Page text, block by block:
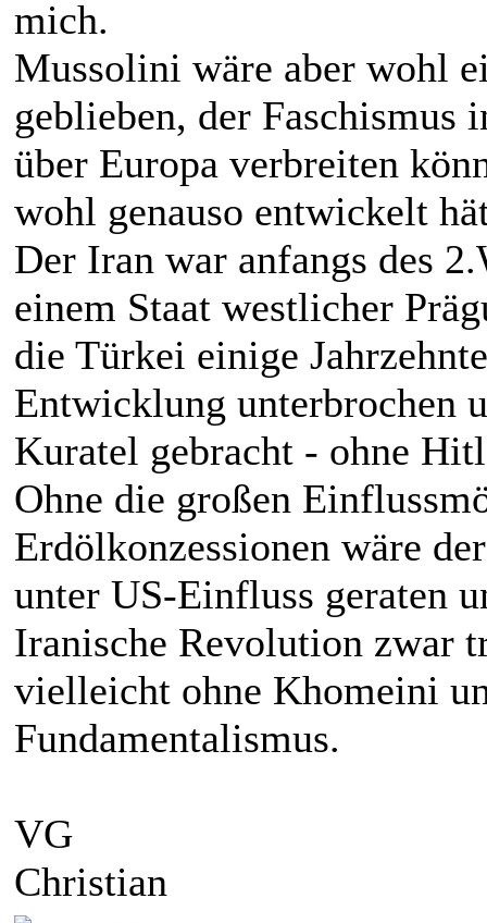
mich.
Mussolini wäre aber wohl
geblieben, der Faschismus
über Europa verbreiten
wohl genauso entwickelt
Der Iran war anfangs des
einem Staat westlicher
die Türkei einige
Entwicklung unterbrochen
Kuratel gebracht - ohne
Ohne die großen
Erdölkonzessionen wäre
unter US-Einfluss geraten
Iranische Revolution zwar
vielleicht ohne Khomeini
Fundamentalismus.
VG
Christian